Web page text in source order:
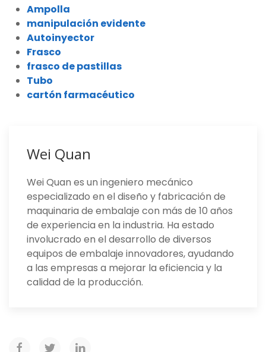
Ampolla
manipulación evidente
Autoinyector
Frasco
frasco de pastillas
Tubo
cartón farmacéutico
Wei Quan
Wei Quan es un ingeniero mecánico
especializado en el diseño y fabricación de
maquinaria de embalaje con más de 10 años
de experiencia en la industria. Ha estado
involucrado en el desarrollo de diversos
equipos de embalaje innovadores, ayudando
a las empresas a mejorar la eficiencia y la
calidad de la producción.